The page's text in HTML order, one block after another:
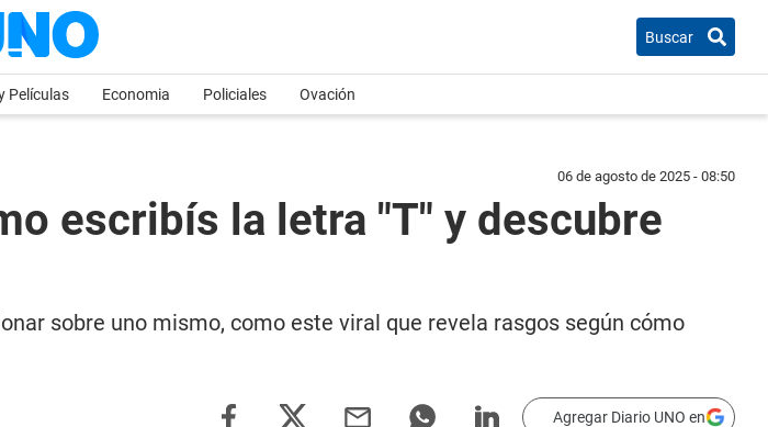
Buscar
Películas Economia Policiales Ovación
06 de agosto de 2025 - 08:50
escribís la letra "T" y descubre
sobre uno mismo, como este viral que revela rasgos según cómo
Agregar Diario UNO en